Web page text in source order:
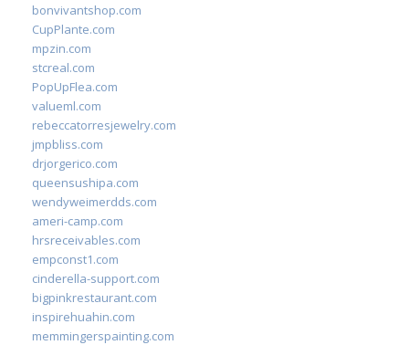
bonvivantshop.com
CupPlante.com
mpzin.com
stcreal.com
PopUpFlea.com
valueml.com
rebeccatorresjewelry.com
jmpbliss.com
drjorgerico.com
queensushipa.com
wendyweimerdds.com
ameri-camp.com
hrsreceivables.com
empconst1.com
cinderella-support.com
bigpinkrestaurant.com
inspirehuahin.com
memmingerspainting.com